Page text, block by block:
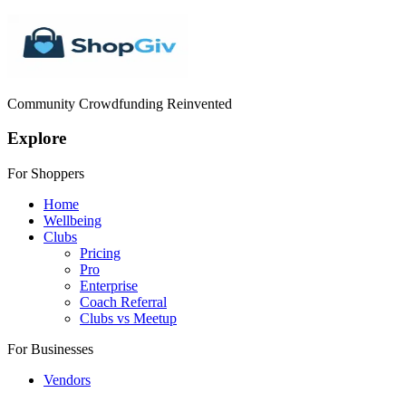
Community Crowdfunding Reinvented
Explore
For Shoppers
Home
Wellbeing
Clubs
Pricing
Pro
Enterprise
Coach Referral
Clubs vs Meetup
For Businesses
Vendors